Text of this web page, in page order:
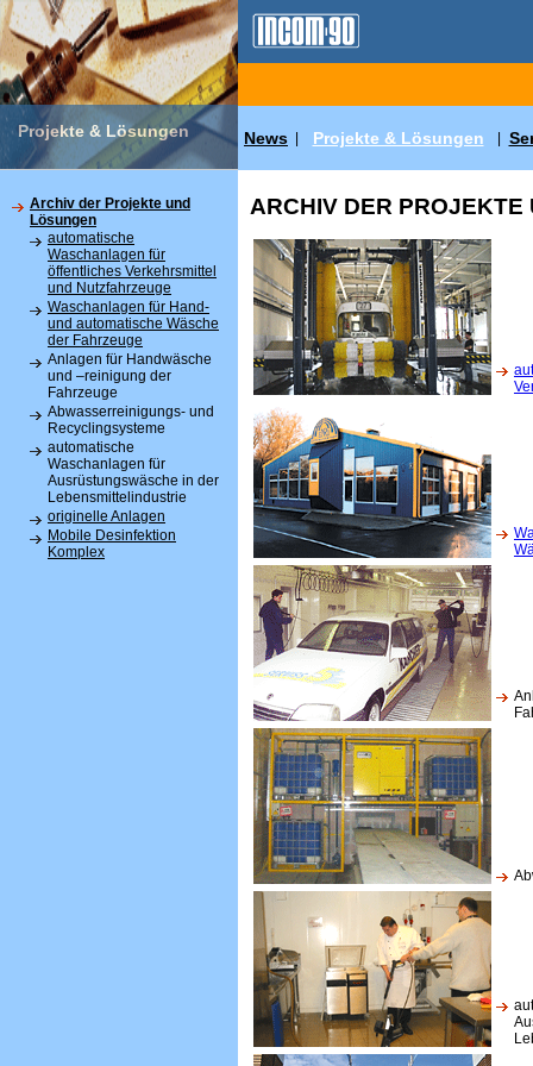
Projekte & Lösungen News Projekte & Lösungen
Archiv der Projekte und
Lösungen
automatische
Waschanlagen für
öffentliches Verkehrsmittel
und Nutzfahrzeuge
Waschanlagen für Hand-
und automatische Wäsche
der Fahrzeuge
Anlagen für Handwäsche
und –reinigung der
Fahrzeuge
Abwasserreinigungs- und
Recyclingsysteme
automatische
Waschanlagen für
Ausrüstungswäsche in der
Lebensmittelindustrie
originelle Anlagen
Mobile Desinfektion
Komplex
ARCHIV DER PROJEKTE